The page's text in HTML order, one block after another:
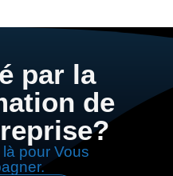
par la
de
pour Vous